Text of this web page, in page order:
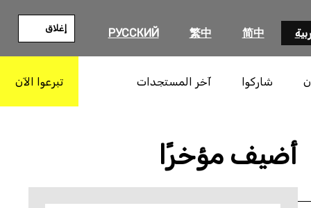
简中
繁中
РУССКИЙ إغلاق
شاركوا آخر المستجدات تبرعوا الآن
أضيف مؤخرًا